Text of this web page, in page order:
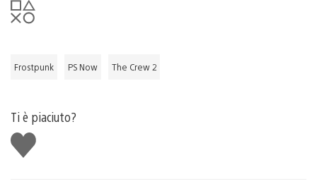
Frostpunk PS Now The Crew 2
Ti è piaciuto?
Mi
piace